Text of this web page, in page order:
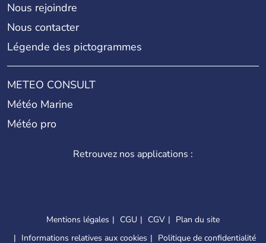
Nous rejoindre
Nous contacter
Légende des pictogrammes
METEO CONSULT
Météo Marine
Météo pro
Retrouvez nos applications :
Mentions légales CGU CGV
Plan du site
Informations relatives aux cookies
Politique de confidentialité